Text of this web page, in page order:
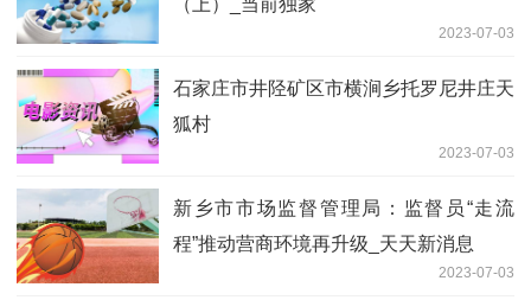
（上）_当前独家
2023-07-03
石家庄市井陉矿区市横涧乡托罗尼井庄天
狐村
2023-07-03
新乡市市场监督管理局：监督员“走流
程”推动营商环境再升级_天天新消息
2023-07-03